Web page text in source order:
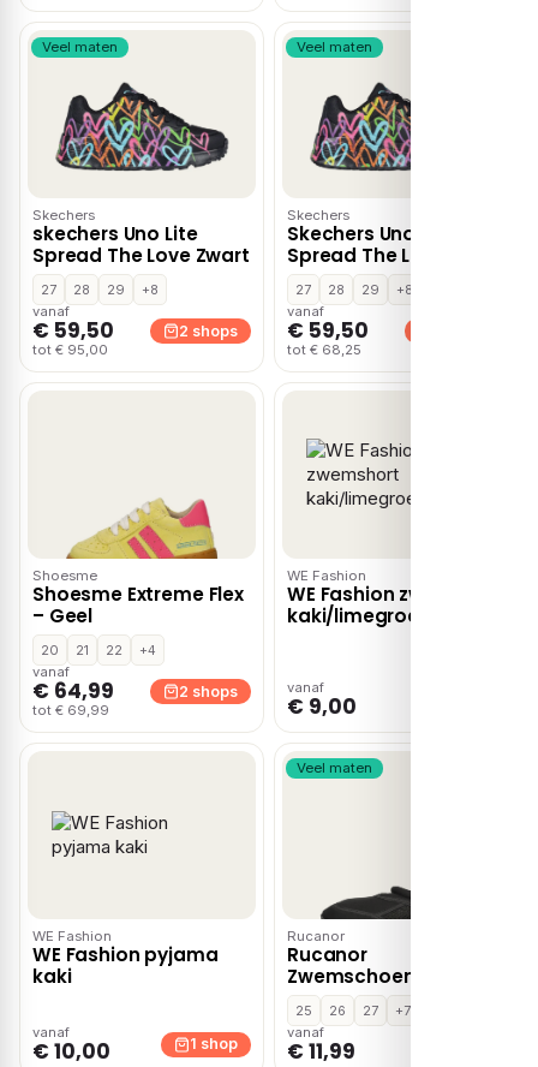
Veel maten
Skechers
skechers Uno Lite
Spread The Love Zwart
27 28 29
+8
vanaf
€ 59,50
tot € 95,00
2 shops
Veel maten
Skechers
Skechers Uno Lite
Spread The Love Zwart
27 28 29
+8
vanaf
€ 59,50
tot € 68,25
Shoesme
Shoesme Extreme Flex
– Geel
20 21 22
+4
vanaf
€ 64,99
tot € 69,99
2 shops
WE Fashion
WE Fashion zwemshort
kaki/limegroen
vanaf
€ 9,00
WE Fashion
WE Fashion pyjama
kaki
vanaf
€ 10,00 1 shop
Veel maten
Rucanor
Rucanor
Zwemschoenen –
Zwart
25 26 27
+7
vanaf
€ 11,99